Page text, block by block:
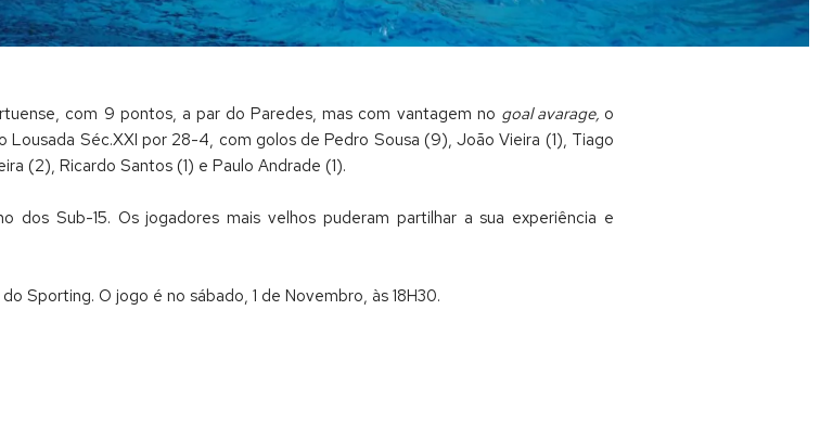
com 9 pontos, a par do Paredes, mas com vantagem no goal avarage, o
Séc.XXI por 28-4, com golos de Pedro Sousa (9), João Vieira (1), Tiago
(2), Ricardo Santos (1) e Paulo Andrade (1).
Sub-15. Os jogadores mais velhos puderam partilhar a sua experiência e
Sporting. O jogo é no sábado, 1 de Novembro, às 18H30.